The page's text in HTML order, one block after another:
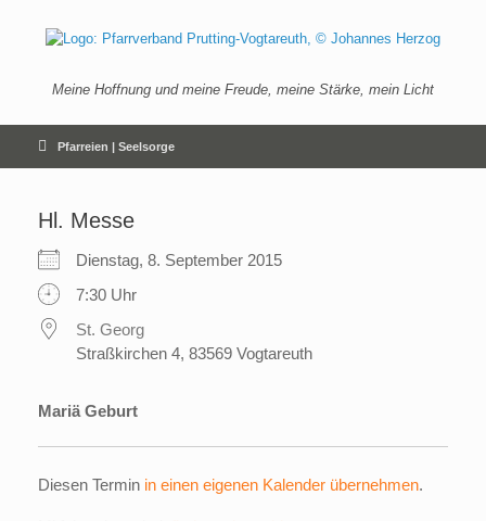
springen
Meine Hoffnung und meine Freude, meine Stärke, mein Licht
Pfarreien | Seelsorge
Hl. Messe
Dienstag, 8. September 2015
7:30 Uhr
St. Georg
Straßkirchen 4, 83569 Vogtareuth
Mariä Geburt
Diesen Termin in einen eigenen Kalender übernehmen.